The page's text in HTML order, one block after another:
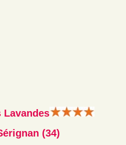
Lavandes
(34)